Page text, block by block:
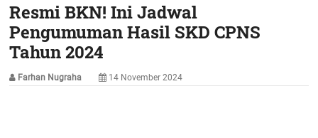
Resmi BKN! Ini Jadwal
Pengumuman Hasil SKD CPNS
Tahun 2024
Farhan Nugraha 14 November 2024